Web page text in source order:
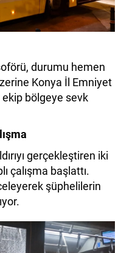
durumu hemen
Konya İl Emniyet
ekip bölgeye sevk
gerçekleştiren iki
çalışma başlattı.
şüphelilerin